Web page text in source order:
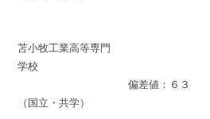
苫小牧工業高等専門
学校
（国立・共学）
偏差値：６３